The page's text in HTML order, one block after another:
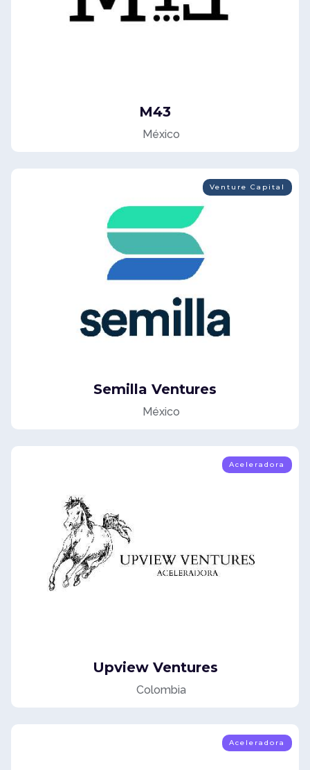
M43
México
Venture Capital
Semilla Ventures
México
Aceleradora
Upview Ventures
Colombia
Aceleradora